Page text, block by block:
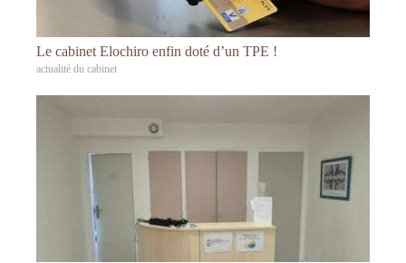
Le cabinet Elochiro enfin doté d’un TPE !
actualité du cabinet